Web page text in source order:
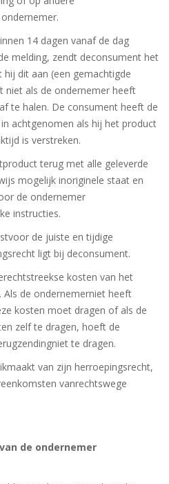
14 dagen vanaf de dag
melding, zendt deconsument het
dit aan (een gemachtigde
niet als de ondernemer heeft
te halen. De consument heeft de
achtgenomen als hij het product
is verstreken.
terug met alle geleverde
mogelijk inoriginele staat en
de ondernemer
instructies.
de juiste en tijdige
ligt bij deconsument.
kosten van het
de ondernemerniet heeft
kosten moet dragen of als de
zelf te dragen, hoeft de
te dragen.
van zijn herroepingsrecht,
vanrechtswege
de ondernemer